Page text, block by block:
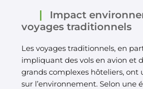
Impact
voyages traditionnels
Les voyages traditionnels, en
impliquant des vols en avion et
grands complexes hôteliers,
sur l’environnement. Selon une